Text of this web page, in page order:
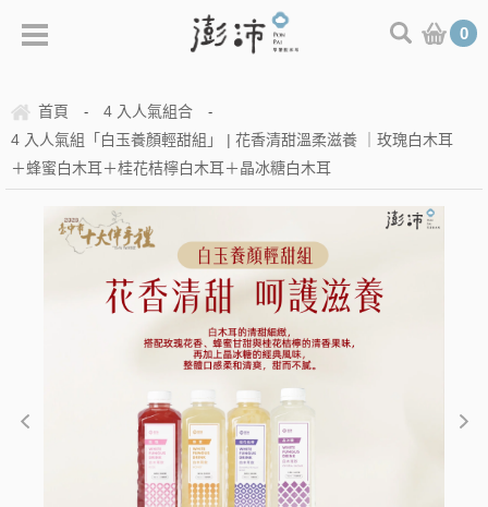
0
首頁 - 4 入人氣組合 -
4 入人氣組「白玉養顏輕甜組」 | 花香清甜溫柔滋養 ｜玫瑰白木耳
＋蜂蜜白木耳＋桂花桔檸白木耳＋晶冰糖白木耳